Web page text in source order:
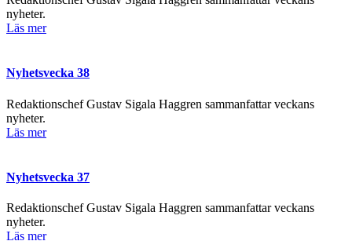
nyheter.
Läs mer
Nyhetsvecka 38
Redaktionschef Gustav Sigala Haggren sammanfattar veckans
nyheter.
Läs mer
Nyhetsvecka 37
Redaktionschef Gustav Sigala Haggren sammanfattar veckans
nyheter.
Läs mer